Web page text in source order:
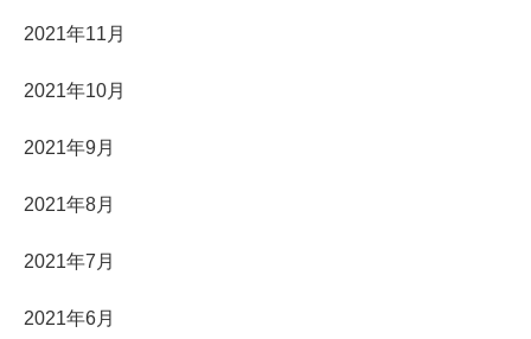
2021年11月
2021年10月
2021年9月
2021年8月
2021年7月
2021年6月